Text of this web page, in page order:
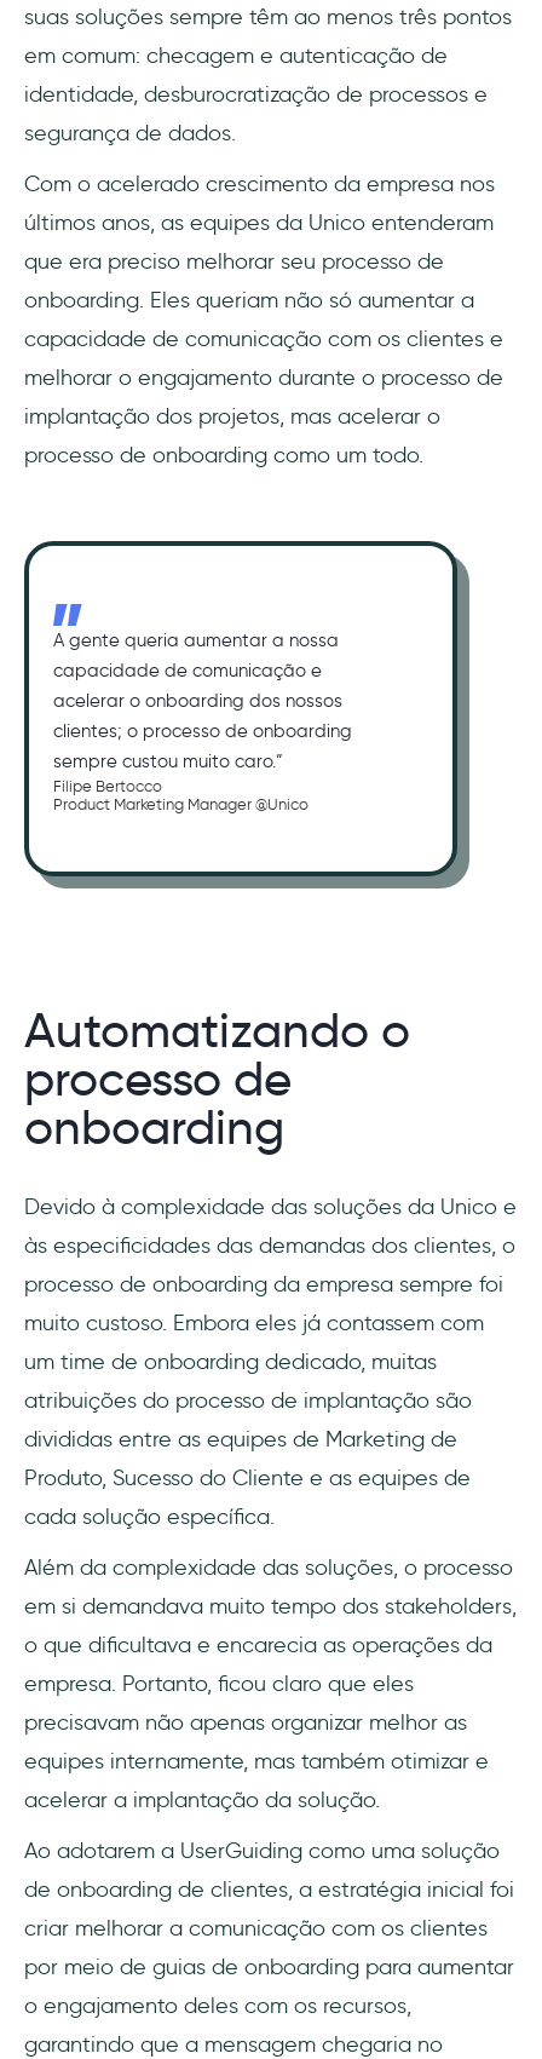
suas soluções sempre têm ao menos três pontos
em comum: checagem e autenticação de
identidade, desburocratização de processos e
segurança de dados.
Com o acelerado crescimento da empresa nos
últimos anos, as equipes da Unico entenderam
que era preciso melhorar seu processo de
onboarding. Eles queriam não só aumentar a
capacidade de comunicação com os clientes e
melhorar o engajamento durante o processo de
implantação dos projetos, mas acelerar o
processo de onboarding como um todo.
A gente queria aumentar a nossa
capacidade de comunicação e
acelerar o onboarding dos nossos
clientes; o processo de onboarding
sempre custou muito caro.”
Filipe Bertocco
Product Marketing Manager @Unico
Automatizando o
processo de
onboarding
Devido à complexidade das soluções da Unico e
às especificidades das demandas dos clientes, o
processo de onboarding da empresa sempre foi
muito custoso. Embora eles já contassem com
um time de onboarding dedicado, muitas
atribuições do processo de implantação são
divididas entre as equipes de Marketing de
Produto, Sucesso do Cliente e as equipes de
cada solução específica.
Além da complexidade das soluções, o processo
em si demandava muito tempo dos stakeholders,
o que dificultava e encarecia as operações da
empresa. Portanto, ficou claro que eles
precisavam não apenas organizar melhor as
equipes internamente, mas também otimizar e
acelerar a implantação da solução.
Ao adotarem a UserGuiding como uma solução
de onboarding de clientes, a estratégia inicial foi
criar melhorar a comunicação com os clientes
por meio de guias de onboarding para aumentar
o engajamento deles com os recursos,
garantindo que a mensagem chegaria no